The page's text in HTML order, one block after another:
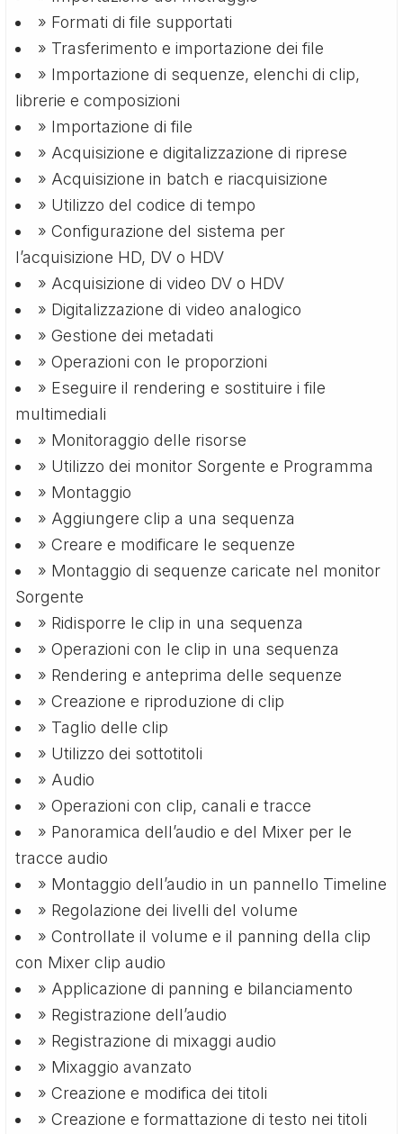
» Formati di file supportati
» Trasferimento e importazione dei file
» Importazione di sequenze, elenchi di clip,
librerie e composizioni
» Importazione di file
» Acquisizione e digitalizzazione di riprese
» Acquisizione in batch e riacquisizione
» Utilizzo del codice di tempo
» Configurazione del sistema per
l’acquisizione HD, DV o HDV
» Acquisizione di video DV o HDV
» Digitalizzazione di video analogico
» Gestione dei metadati
» Operazioni con le proporzioni
» Eseguire il rendering e sostituire i file
multimediali
» Monitoraggio delle risorse
» Utilizzo dei monitor Sorgente e Programma
» Montaggio
» Aggiungere clip a una sequenza
» Creare e modificare le sequenze
» Montaggio di sequenze caricate nel monitor
Sorgente
» Ridisporre le clip in una sequenza
» Operazioni con le clip in una sequenza
» Rendering e anteprima delle sequenze
» Creazione e riproduzione di clip
» Taglio delle clip
» Utilizzo dei sottotitoli
» Audio
» Operazioni con clip, canali e tracce
» Panoramica dell’audio e del Mixer per le
tracce audio
» Montaggio dell’audio in un pannello Timeline
» Regolazione dei livelli del volume
» Controllate il volume e il panning della clip
con Mixer clip audio
» Applicazione di panning e bilanciamento
» Registrazione dell’audio
» Registrazione di mixaggi audio
» Mixaggio avanzato
» Creazione e modifica dei titoli
» Creazione e formattazione di testo nei titoli